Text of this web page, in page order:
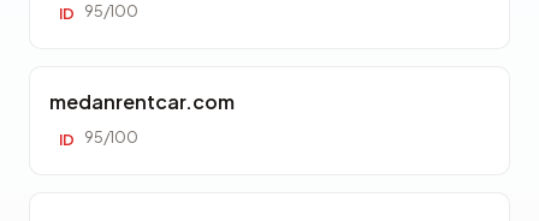
ID 95/100
medanrentcar.com
ID 95/100